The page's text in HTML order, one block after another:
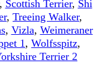
Scottish Terrier, Shi
, Treeing Walker,
, Vizla, Weimeraner
1, Wolfsspitz,
Terrier 2